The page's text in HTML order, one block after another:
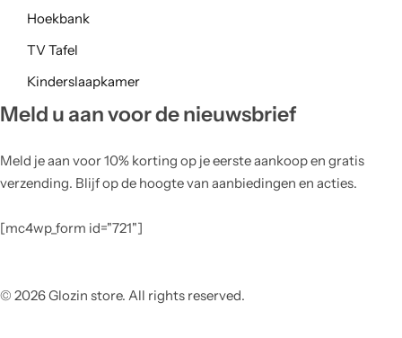
Hoekbank
TV Tafel
Kinderslaapkamer
Meld u aan voor de nieuwsbrief
Meld je aan voor 10% korting op je eerste aankoop en gratis
verzending. Blijf op de hoogte van aanbiedingen en acties.
[mc4wp_form id="721"]
© 2026 Glozin store. All rights reserved.